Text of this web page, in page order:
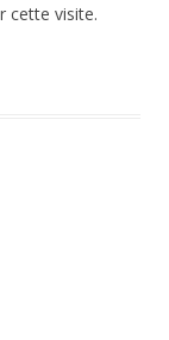
cette visite.